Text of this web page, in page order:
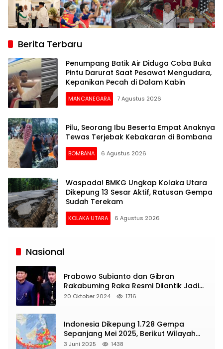
Berita Terbaru
Penumpang Batik Air Diduga Coba Buka
Pintu Darurat Saat Pesawat Mengudara,
Kepanikan Pecah di Dalam Kabin
MANCANEGARA 7 Agustus 2026
Pilu, Seorang Ibu Beserta Empat Anaknya
Tewas Terjebak Kebakaran di Bombana
BOMBANA 6 Agustus 2026
Waspada! BMKG Ungkap Kolaka Utara
Dikepung 13 Sesar Aktif, Ratusan Gempa
Sudah Terekam
KOLAKA UTARA 6 Agustus 2026
Siaran
Nasional
Prabowo Subianto dan Gibran
Rakabuming Raka Resmi Dilantik Jadi
Presiden dan Wapres RI
20 Oktober 2024 1716
Indonesia Dikepung 1.728 Gempa
Sepanjang Mei 2025, Berikut Wilayah
Yang Intens Diguncang!
3 Juni 2025 1438